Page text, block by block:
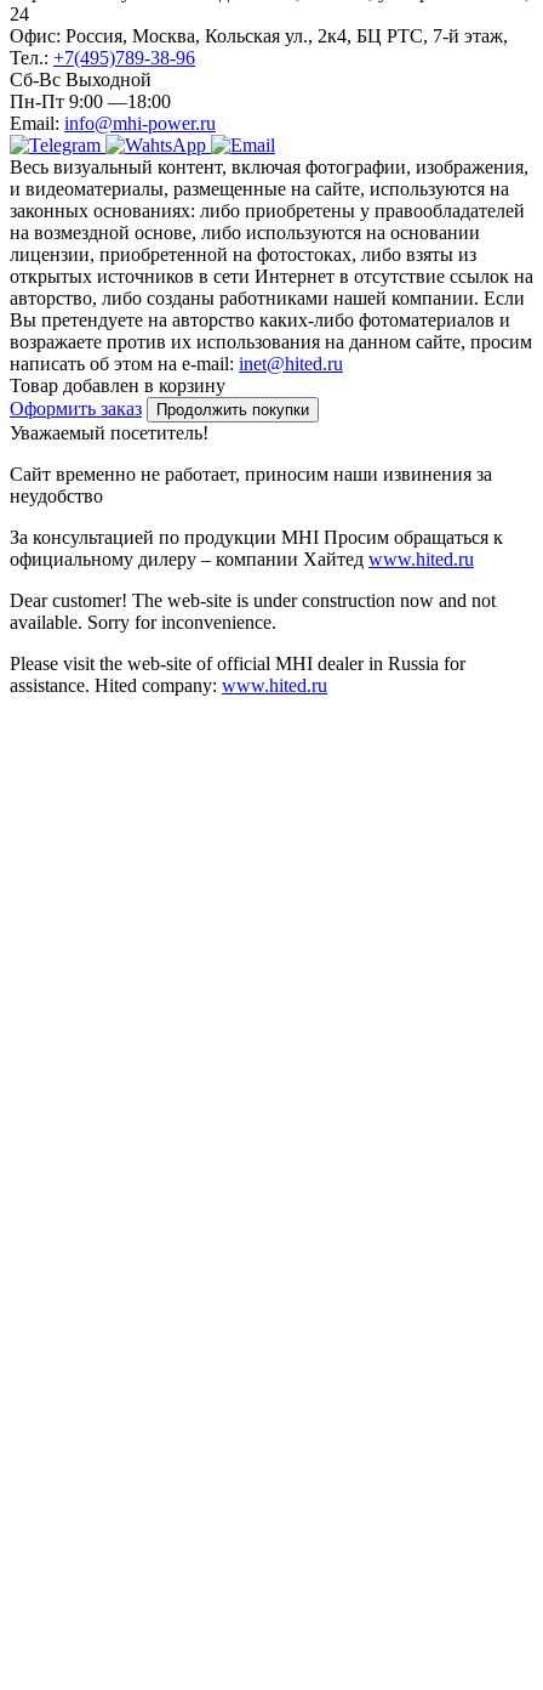
24
Офис: Россия, Москва, Кольская ул., 2к4, БЦ РТС, 7-й этаж,
Тел.: +7(495)789-38-96
Сб-Вс Выходной
Пн-Пт 9:00 —18:00
Email: info@mhi-power.ru
Весь визуальный контент, включая фотографии, изображения,
и видеоматериалы, размещенные на сайте, используются на
законных основаниях: либо приобретены у правообладателей
на возмездной основе, либо используются на основании
лицензии, приобретенной на фотостоках, либо взяты из
открытых источников в сети Интернет в отсутствие ссылок на
авторство, либо созданы работниками нашей компании. Если
Вы претендуете на авторство каких-либо фотоматериалов и
возражаете против их использования на данном сайте, просим
написать об этом на e-mail: inet@hited.ru
Товар добавлен в корзину
Оформить заказ
Продолжить покупки
Уважаемый посетитель!
Сайт временно не работает, приносим наши извинения за
неудобство
За консультацией по продукции MHI Просим обращаться к
официальному дилеру – компании Хайтед www.hited.ru
Dear customer! The web-site is under construction now and not
available. Sorry for inconvenience.
Please visit the web-site of official MHI dealer in Russia for
assistance. Hited company: www.hited.ru